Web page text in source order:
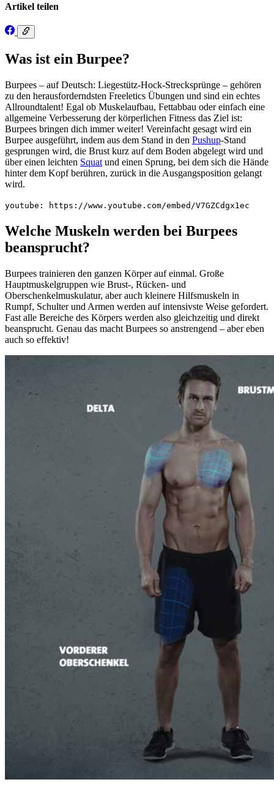
Artikel teilen
Was ist ein Burpee?
Burpees – auf Deutsch: Liegestütz-Hock-Strecksprünge – gehören
zu den herausforderndsten Freeletics Übungen und sind ein echtes
Allroundtalent! Egal ob Muskelaufbau, Fettabbau oder einfach eine
allgemeine Verbesserung der körperlichen Fitness das Ziel ist:
Burpees bringen dich immer weiter! Vereinfacht gesagt wird ein
Burpee ausgeführt, indem aus dem Stand in den Pushup-Stand
gesprungen wird, die Brust kurz auf dem Boden abgelegt wird und
über einen leichten Squat und einen Sprung, bei dem sich die Hände
hinter dem Kopf berühren, zurück in die Ausgangsposition gelangt
wird.
youtube: https://www.youtube.com/embed/V7GZCdgx1ec
Welche Muskeln werden bei Burpees
beansprucht?
Burpees trainieren den ganzen Körper auf einmal. Große
Hauptmuskelgruppen wie Brust-, Rücken- und
Oberschenkelmuskulatur, aber auch kleinere Hilfsmuskeln in
Rumpf, Schulter und Armen werden auf intensivste Weise gefordert.
Fast alle Bereiche des Körpers werden also gleichzeitig und direkt
beansprucht. Genau das macht Burpees so anstrengend – aber eben
auch so effektiv!